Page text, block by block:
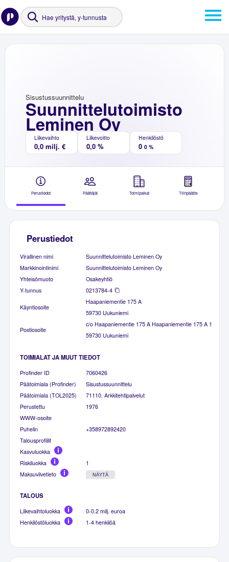
Suunnittelutoimisto
Leminen Oy
Sisustussuunnittelu
Liikevaihto
0,0 milj. €
Liikevoitto
0,0 %
Henkilöstö
0 0 %
Perustiedot Päättäjät Toimipaikat Tilinpäätös
Perustiedot
Virallinen nimi
Suunnittelutoimisto Leminen Oy
Markkinointinimi
Suunnittelutoimisto Leminen Oy
Yhteisömuoto
Osakeyhtiö
Y-tunnus
0213784-4
Käyntiosoite
Haapaniementie 175 A
59730 Uukuniemi
Postiosoite
c/o Haapaniementie 175 A Haapaniementie 175 A 1
59730 Uukuniemi
TOIMIALAT JA MUUT TIEDOT
Profinder ID
7060426
Päätoimiala (Profinder)
Sisustussuunnittelu
Päätoimiala (TOL2025)
71110. Arkkitehtipalvelut
Perustettu
1976
WWW-osoite
Puhelin
+358972892420
Talousprofiilit
Kasvuluokka
Riskiluokka
1
Maksuviivetieto
NÄYTÄ
TALOUS
Liikevaihtoluokka
0-0.2 milj. euroa
Henkilöstöluokka
1-4 henkilöä